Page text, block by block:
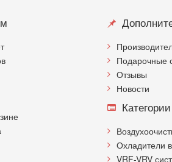
Подарочные
Отзывы
Новости
Категории
Охладители
VRF-VRV